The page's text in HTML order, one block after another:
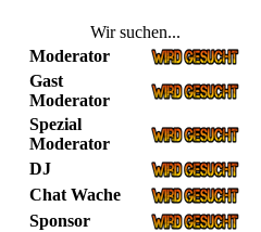
Wir suchen...
Moderator
Gast
Moderator
Spezial
Moderator
DJ
Chat Wache
Sponsor